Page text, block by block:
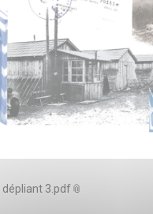
dépliant 3.pdf